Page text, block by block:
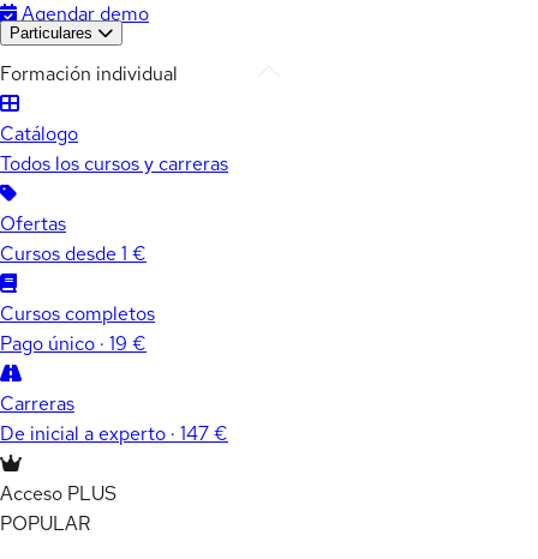
Agendar demo
Particulares
Formación individual
Catálogo
Todos los cursos y carreras
Ofertas
Cursos desde 1 €
Cursos completos
Pago único · 19 €
Carreras
De inicial a experto · 147 €
Acceso PLUS
POPULAR